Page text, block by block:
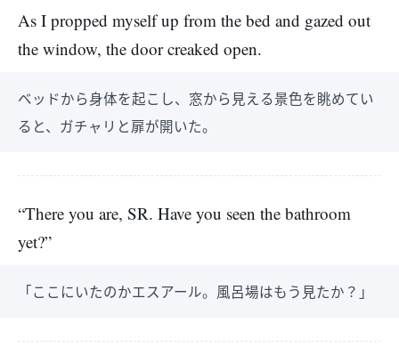
As I propped myself up from the bed and gazed out
the window, the door creaked open.
ベッドから身体を起こし、窓から見える景色を眺めてい
ると、ガチャリと扉が開いた。
“There you are, SR. Have you seen the bathroom
yet?”
「ここにいたのかエスアール。風呂場はもう見たか？」